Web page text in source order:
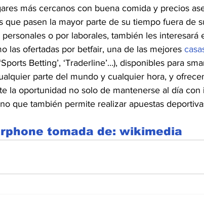
más cercanos con buena comida y precios
que pasen la mayor parte de su tiempo fuera de
personales o por laborales, también les interesará
las ofertadas por betfair, una de las mejores
Betting’, ‘Traderline’…), disponibles para
parte del mundo y cualquier hora, y
la oportunidad no solo de mantenerse al día
que también permite realizar apuestas
tomada de: wikimedia